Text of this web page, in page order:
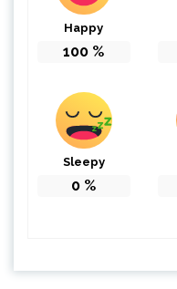
Happy
100 %
Sleepy
0 %